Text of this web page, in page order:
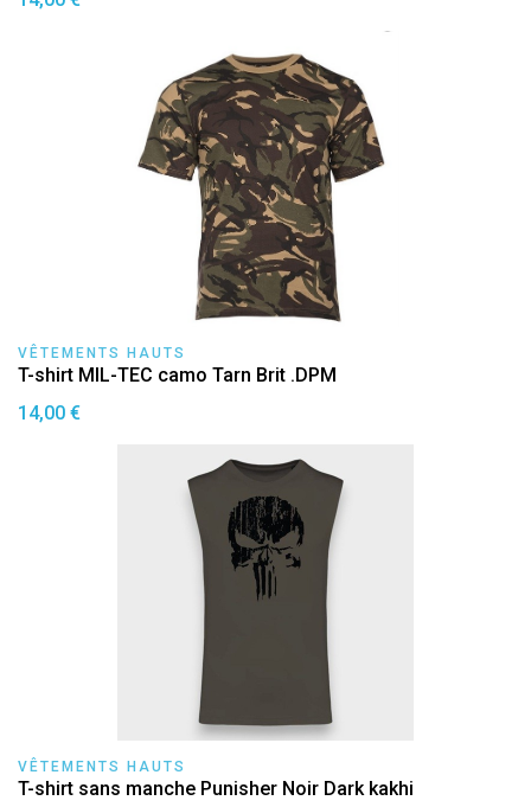
VÊTEMENTS HAUTS
T-shirt MIL-TEC camo Tarn Brit .DPM
14,00 €
VÊTEMENTS HAUTS
T-shirt sans manche Punisher Noir Dark kakhi